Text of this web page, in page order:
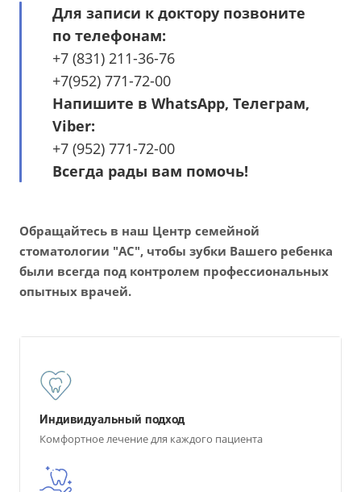
Для записи к доктору позвоните
по телефонам:
+7 (831) 211-36-76
+7(952) 771-72-00
Напишите в WhatsApp, Телеграм,
Viber:
+7 (952) 771-72-00
Всегда рады вам помочь!
Обращайтесь в наш Центр семейной
стоматологии "АС", чтобы зубки Вашего ребенка
были всегда под контролем профессиональных
опытных врачей.
Индивидуальный подход
Комфортное лечение для каждого пациента